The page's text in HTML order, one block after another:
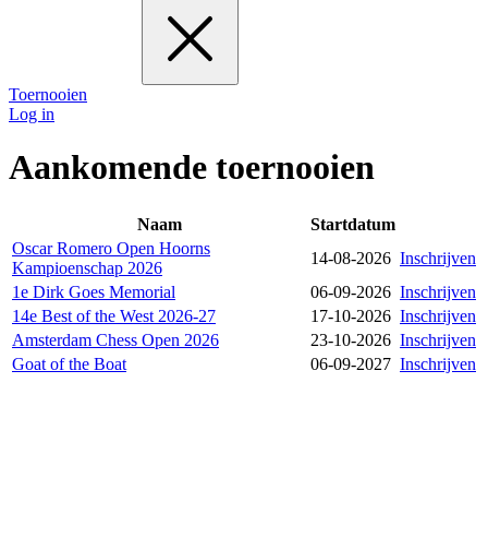
Toernooien
Log in
Aankomende toernooien
Naam
Startdatum
Oscar Romero Open Hoorns
Kampioenschap 2026
14-08-2026 Inschrijven
1e Dirk Goes Memorial
06-09-2026 Inschrijven
14e Best of the West 2026-27
17-10-2026 Inschrijven
Amsterdam Chess Open 2026
23-10-2026 Inschrijven
Goat of the Boat
06-09-2027 Inschrijven